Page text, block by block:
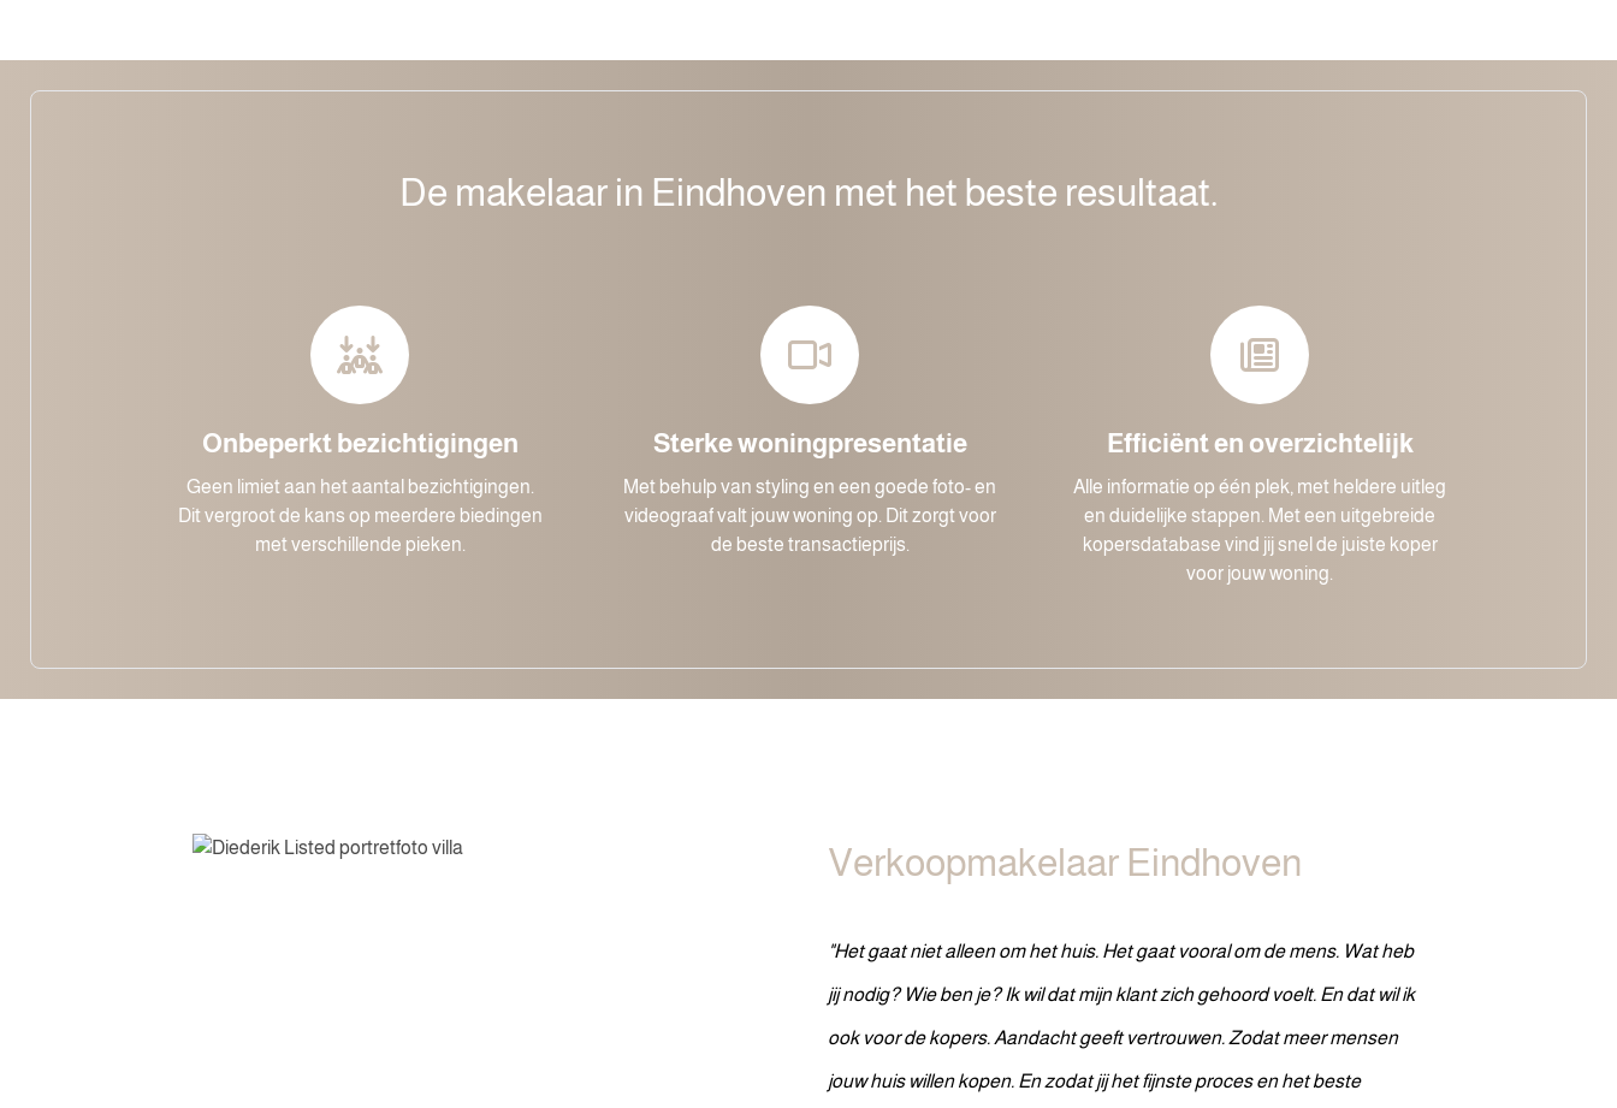
De makelaar in Eindhoven met het beste resultaat.
Onbeperkt bezichtigingen
Geen limiet aan het aantal bezichtigingen.
Dit vergroot de kans op meerdere biedingen
met verschillende pieken.
Sterke woningpresentatie
Met behulp van styling en een goede foto- en
videograaf valt jouw woning op. Dit zorgt voor
de beste transactieprijs.
Efficiënt en overzichtelijk
Alle informatie op één plek, met heldere uitleg
en duidelijke stappen. Met een uitgebreide
kopersdatabase vind jij snel de juiste koper
voor jouw woning.
Verkoopmakelaar Eindhoven
"Het gaat niet alleen om het huis. Het gaat vooral om de mens. Wat heb
jij nodig? Wie ben je? Ik wil dat mijn klant zich gehoord voelt. En dat wil ik
ook voor de kopers. Aandacht geeft vertrouwen.Zodat meer mensen
jouw huis willen kopen. En zodat jij het fijnste proces en het beste